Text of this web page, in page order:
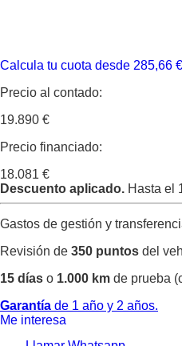
Calcula tu cuota desde 285,66 €
Precio al contado:
19.890 €
Precio financiado:
18.081 €
Descuento aplicado. Hasta el
Gastos de gestión y
Revisión de 350 puntos del
15 días o 1.000 km de prueba
Garantía de 1 año y 2 años.
Me interesa